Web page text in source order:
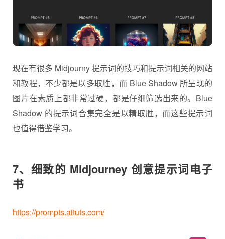
现在有很多 Midjourny 提示词的技巧和提示词相关的网站
和教程，不少都是以多取胜，而 Blue Shadow 所呈现的
图片在素质上都非常过硬，都是仔细筛选出来的。Blue
Shadow 的提示词合集完全是以精取胜，而这些提示词
也值得借鉴学习。
7、细致的 Midjourney 创意提示词电子
书
https://prompts.aituts.com/